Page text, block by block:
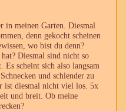
in meinen Garten. Diesmal
denn gekocht scheinen
wo bist du denn?
Diesmal sind nicht so
scheint sich also langsam
und schlender zu
ist diesmal nicht viel los. 5x
und breit. Ob meine